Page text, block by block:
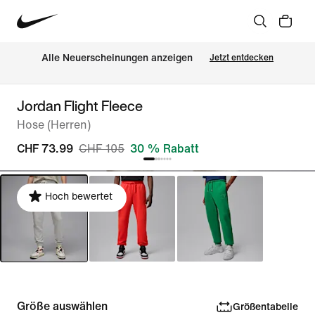
Alle Neuerscheinungen anzeigen Jetzt entdecken
Jordan Flight Fleece
Hose (Herren)
CHF 73.99 CHF 105 30 % Rabatt
Hoch bewertet
Größe auswählen Größentabelle